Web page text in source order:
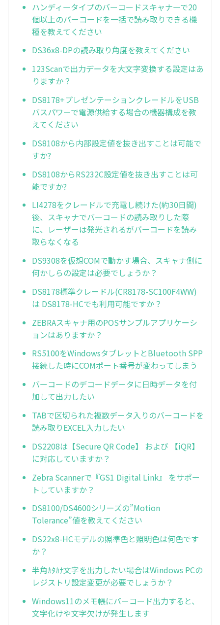
ハンディータイプのバーコードスキャナーで20
個以上のバーコードを一括で読み取りできる機
種を教えてください
DS36x8-DPの読み取り角度を教えてください
123Scanで出力データを大文字変換する設定はあ
りますか？
DS8178+プレゼンテーションクレードルをUSB
バスパワーで電源供給する場合の機器構成を教
えてください
DS8108から内部設定値を抜き出すことは可能で
すか?
DS8108からRS232C設定値を抜き出すことは可
能ですか?
LI4278をクレードルで充電し続けた(約30日間)
後、スキャナでバーコードの読み取りした際
に、レーザーは発光されるがバーコードを読み
取らなくなる
DS9308を仮想COMで動かす場合、スキャナ側に
何かしらの設定は必要でしょうか？
DS8178標準クレードル(CR8178-SC100F4WW)
は DS8178-HCでも利用可能ですか？
ZEBRAスキャナ用のPOSサンプルアプリケーシ
ョンはありますか？
RS5100をWindowsタブレットとBluetooth SPP
接続した時にCOMポート番号が変わってしまう
バーコードのデコードデータに日時データを付
加して出力したい
TABで区切られた複数データ入りのバーコードを
読み取りEXCEL入力したい
DS2208は【Secure QR Code】 および 【iQR】
に対応していますか？
Zebra Scannerで『GS1 Digital Link』 をサポー
トしていますか？
DS8100/DS4600シリーズの”Motion
Tolerance”値を教えてください
DS22x8-HCモデルの照準色と照明色は何色です
か？
半角ｶﾀｶﾅ文字を出力したい場合はWindows PCの
レジストリ設定変更が必要でしょうか？
Windows11のメモ帳にバーコード出力すると、
文字化けや文字欠けが発生します